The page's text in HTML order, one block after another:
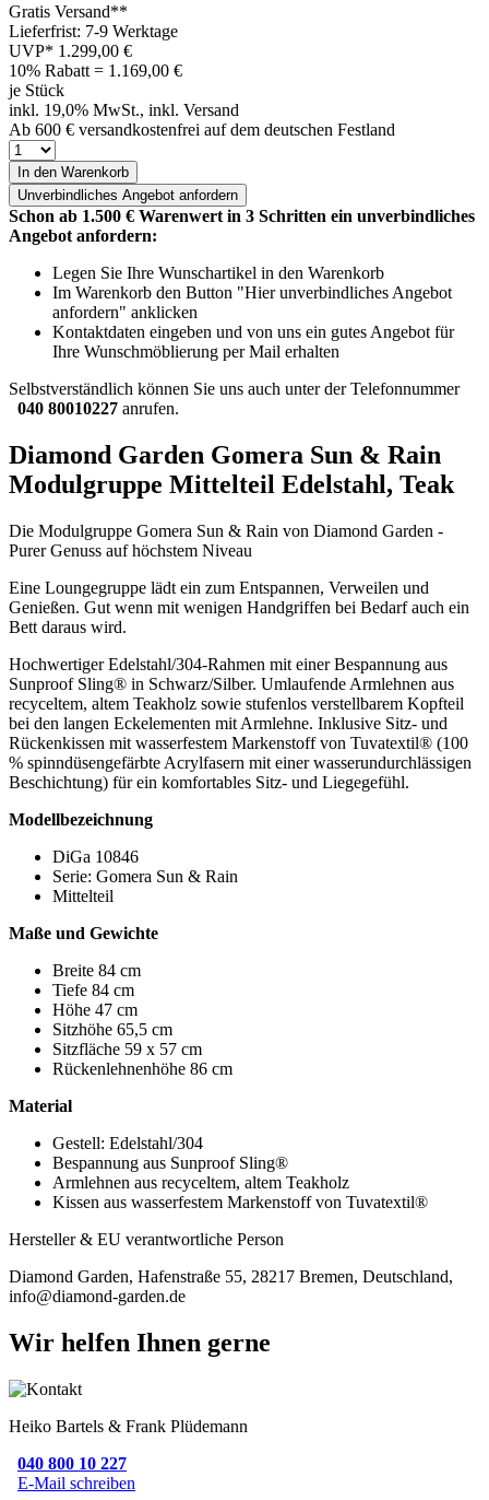
Gratis Versand**
Lieferfrist: 7-9 Werktage
UVP* 1.299,00 €
10% Rabatt = 1.169,00 €
je Stück
inkl. 19,0% MwSt., inkl. Versand
Ab 600 € versandkostenfrei auf dem deutschen Festland
In den Warenkorb
Unverbindliches Angebot anfordern
Schon ab 1.500 € Warenwert in 3 Schritten ein unverbindliches
Angebot anfordern:
Legen Sie Ihre Wunschartikel in den Warenkorb
Im Warenkorb den Button "Hier unverbindliches Angebot
anfordern" anklicken
Kontaktdaten eingeben und von uns ein gutes Angebot für
Ihre Wunschmöblierung per Mail erhalten
Selbstverständlich können Sie uns auch unter der Telefonnummer
040 80010227 anrufen.
Diamond Garden Gomera Sun & Rain
Modulgruppe Mittelteil Edelstahl, Teak
Die Modulgruppe Gomera Sun & Rain von Diamond Garden -
Purer Genuss auf höchstem Niveau
Eine Loungegruppe lädt ein zum Entspannen, Verweilen und
Genießen. Gut wenn mit wenigen Handgriffen bei Bedarf auch ein
Bett daraus wird.
Hochwertiger Edelstahl/304-Rahmen mit einer Bespannung aus
Sunproof Sling® in Schwarz/Silber. Umlaufende Armlehnen aus
recyceltem, altem Teakholz sowie stufenlos verstellbarem Kopfteil
bei den langen Eckelementen mit Armlehne. Inklusive Sitz- und
Rückenkissen mit wasserfestem Markenstoff von Tuvatextil® (100
% spinndüsengefärbte Acrylfasern mit einer wasserundurchlässigen
Beschichtung) für ein komfortables Sitz- und Liegegefühl.
Modellbezeichnung
DiGa 10846
Serie: Gomera Sun & Rain
Mittelteil
Maße und Gewichte
Breite 84 cm
Tiefe 84 cm
Höhe 47 cm
Sitzhöhe 65,5 cm
Sitzfläche 59 x 57 cm
Rückenlehnenhöhe 86 cm
Material
Gestell: Edelstahl/304
Bespannung aus Sunproof Sling®
Armlehnen aus recyceltem, altem Teakholz
Kissen aus wasserfestem Markenstoff von Tuvatextil®
Hersteller & EU verantwortliche Person
Diamond Garden, Hafenstraße 55, 28217 Bremen, Deutschland,
info@diamond-garden.de
Wir helfen Ihnen gerne
Heiko Bartels & Frank Plüdemann
040 800 10 227
E-Mail schreiben